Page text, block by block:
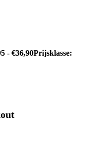
- €36,90Prijsklasse: